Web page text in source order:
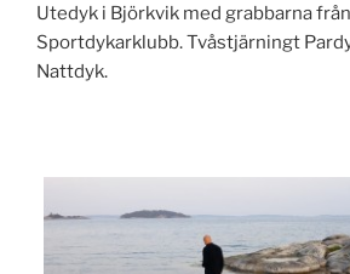
Utedyk i Björkvik med grabbarna
Sportdykarklubb. Tvåstjärningt
Nattdyk.